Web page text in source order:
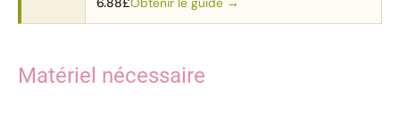
Matériel nécessaire